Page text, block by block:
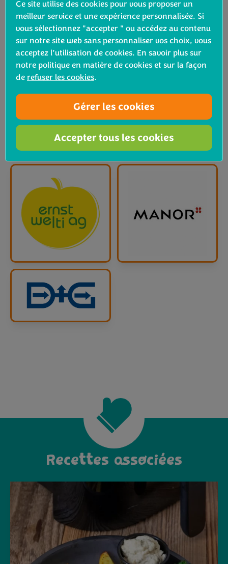
Recettes associées
Ce site utilise des cookies pour vous proposer un
meilleur service et une expérience personnalisée. Si
vous sélectionnez "accepter " ou accédez au contenu
sur notre site web sans personnaliser vos choix, vous
acceptez l’utilisation de cookies. En savoir plus sur
notre politique en matière de cookies et sur la façon
de refuser les cookies.
Gérer les cookies
Accepter tous les cookies